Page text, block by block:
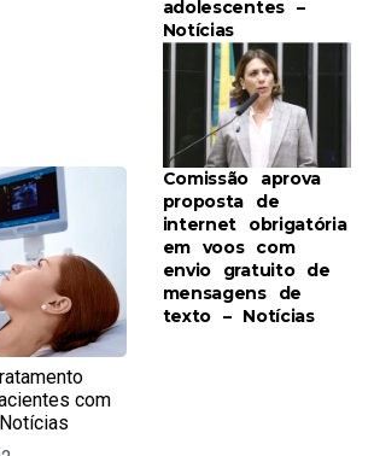
com
adolescentes –
Notícias
Comissão aprova
proposta de
internet obrigatória
em voos com
envio gratuito de
mensagens de
texto – Notícias